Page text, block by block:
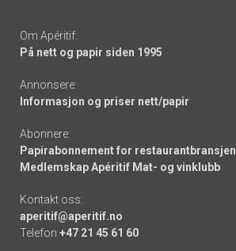
Om Apéritif:
På nett og papir siden 1995
Annonsere:
Informasjon og priser nett/papir
Abonnere:
Papirabonnement for restaurantbransjen
Medlemskap Apéritif Mat- og vinklubb
Kontakt oss:
aperitif@aperitif.no
Telefon +47 21 45 61 60